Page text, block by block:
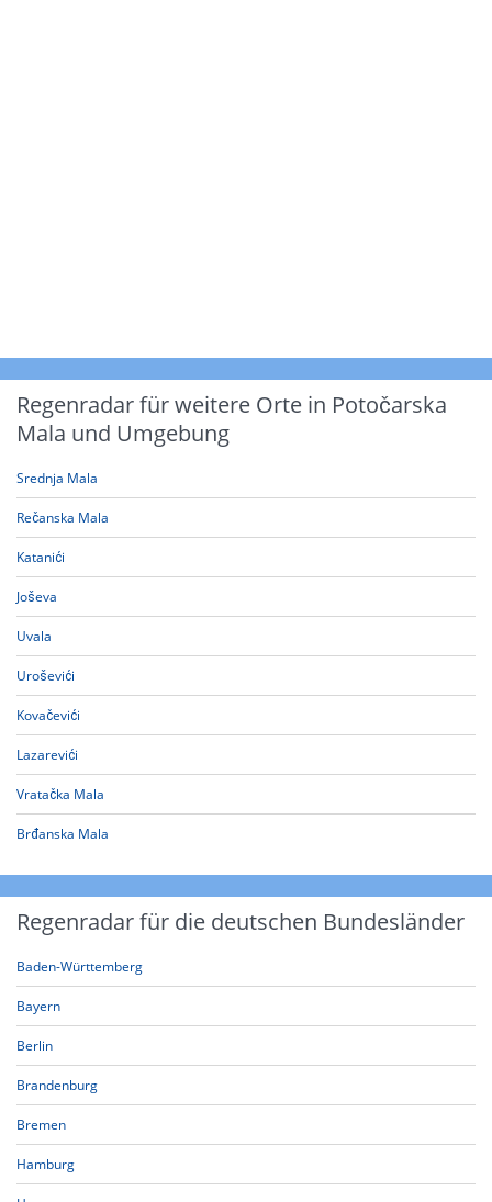
Regenradar für weitere Orte in Potočarska
Mala und Umgebung
Srednja Mala
Rečanska Mala
Katanići
Joševa
Uvala
Uroševići
Kovačevići
Lazarevići
Vratačka Mala
Brđanska Mala
Regenradar für die deutschen Bundesländer
Baden-Württemberg
Bayern
Berlin
Brandenburg
Bremen
Hamburg